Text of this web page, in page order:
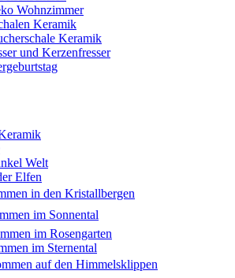
Wohnzimmer
Keramik
Keramik
und Kerzenfresser
Welt
Elfen
in den Kristallbergen
im Sonnental
im Rosengarten
im Sternental
auf den Himmelsklippen